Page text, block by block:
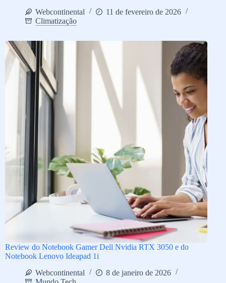
Webcontinental
11 de fevereiro de 2026
Climatização
Review do Notebook Gamer Dell Nvidia RTX 3050 e do
Notebook Lenovo Ideapad 1i
Webcontinental
8 de janeiro de 2026